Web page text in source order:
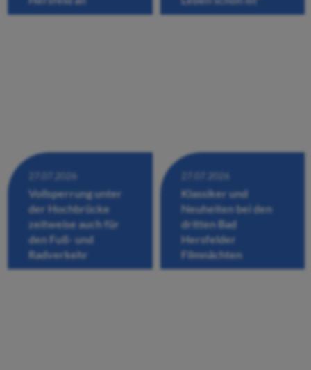
27.07.2026
Vollsperrung unter
der Hochbrücke
zeitweise auch für
den Fuß- und
Radverkehr
27.07.2026
Klassiker und
Neuheiten bei den
dritten Bad
Hersfelder
Filmnächten